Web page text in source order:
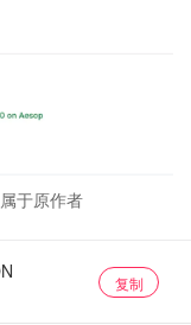
于原作者
复制